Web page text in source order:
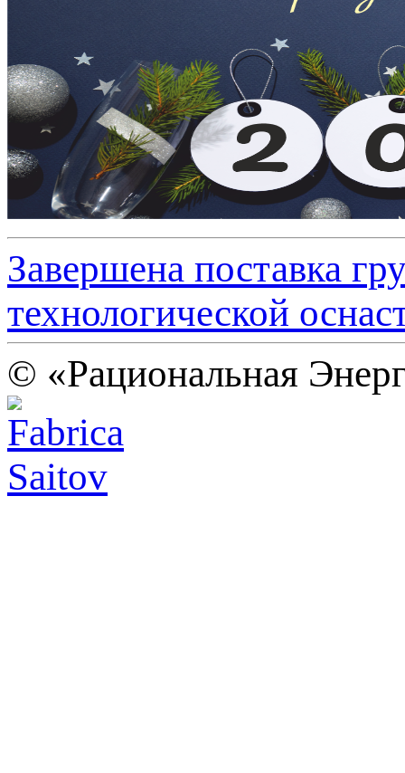
Завершена поставка
технологической
© «Рациональная